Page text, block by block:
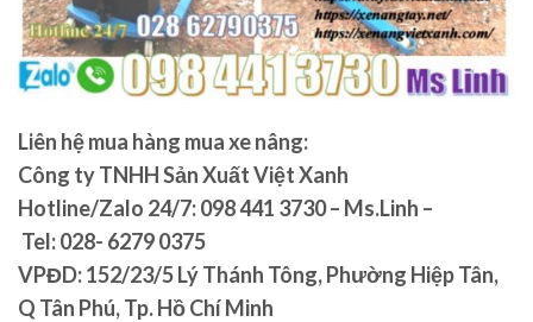
Liên hệ mua hàng mua xe nâng:
Công ty TNHH Sản Xuất Việt Xanh
Hotline/Zalo 24/7: 098 441 3730 – Ms.Linh –
Tel: 028- 6279 0375
VPĐD:152/23/5 Lý Thánh Tông, Phường Hiệp Tân,
Q Tân Phú, Tp. Hồ Chí Minh